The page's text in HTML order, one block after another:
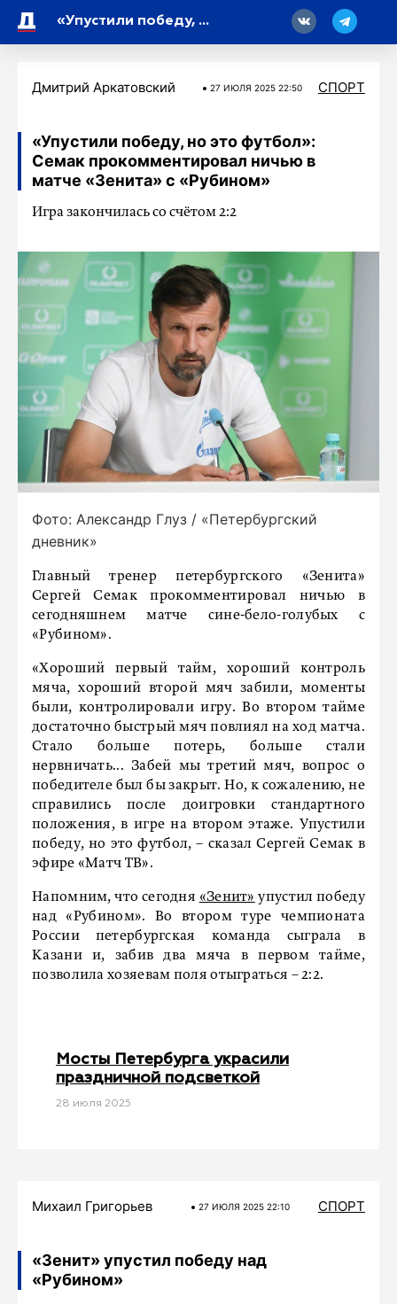
«Упустили победу, но это футбол»: Семак прокомментировал ничью в матче «Зенита» с «Рубином»
Дмитрий Аркатовский 27 ИЮЛЯ 2025 22:50 СПОРТ
«Упустили победу, но это футбол»:
Семак прокомментировал ничью в
матче «Зенита» с «Рубином»
Игра закончилась со счётом 2:2
Фото: Александр Глуз / «Петербургский
дневник»
Главный тренер петербургского «Зенита»
Сергей Семак прокомментировал ничью в
сегодняшнем матче сине-бело-голубых с
«Рубином».
«Хороший первый тайм, хороший контроль
мяча, хороший второй мяч забили, моменты
были, контролировали игру. Во втором тайме
достаточно быстрый мяч повлиял на ход матча.
Стало больше потерь, больше стали
нервничать... Забей мы третий мяч, вопрос о
победителе был бы закрыт. Но, к сожалению, не
справились после доигровки стандартного
положения, в игре на втором этаже. Упустили
победу, но это футбол, – сказал Сергей Семак в
эфире «Матч ТВ».
Напомним, что сегодня «Зенит» упустил победу
над «Рубином». Во втором туре чемпионата
России петербургская команда сыграла в
Казани и, забив два мяча в первом тайме,
позволила хозяевам поля отыграться – 2:2.
Мосты Петербурга украсили
праздничной подсветкой
28 июля 2025
Михаил Григорьев 27 ИЮЛЯ 2025 22:10 СПОРТ
«Зенит» упустил победу над
«Рубином»